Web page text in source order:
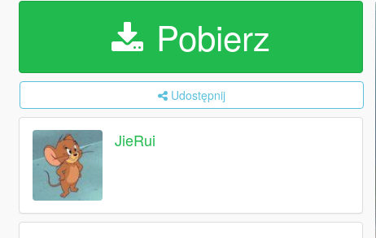
Pobierz
Udostępnij
JieRui